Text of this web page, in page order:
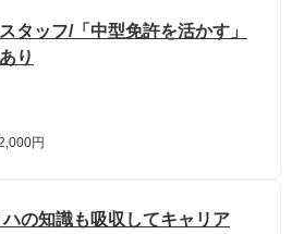
タッフ/「中型免許を活かす」
り
円
の知識も吸収してキャリア